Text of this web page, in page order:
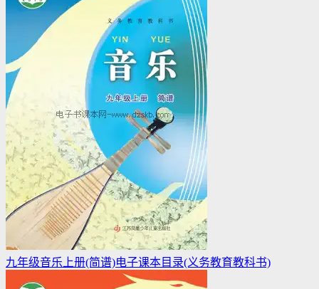
九年级音乐上册(简谱)电子课本目录(义务教育教科书)